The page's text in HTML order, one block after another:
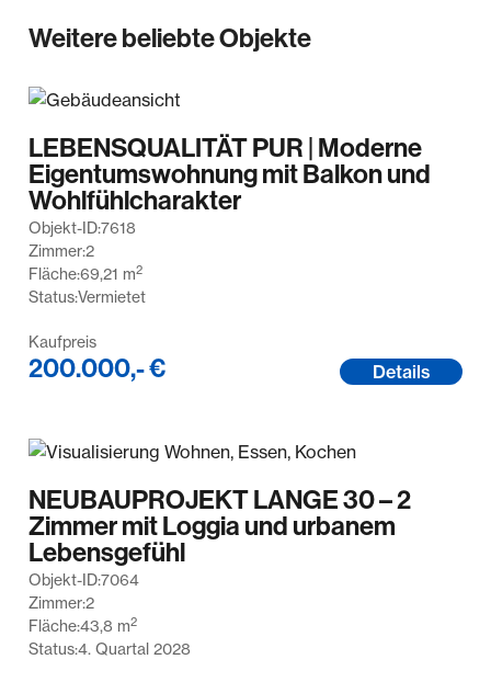
Weitere beliebte Objekte
LEBENSQUALITÄT PUR | Moderne
Eigentumswohnung mit Balkon und
Wohlfühlcharakter
Objekt-ID:7618
Zimmer:2
Fläche:69,21 m2
Status:Vermietet
Kaufpreis
200.000,- € Details
NEUBAUPROJEKT LANGE 30 – 2
Zimmer mit Loggia und urbanem
Lebensgefühl
Objekt-ID:7064
Zimmer:2
Fläche:43,8 m2
Status:4. Quartal 2028